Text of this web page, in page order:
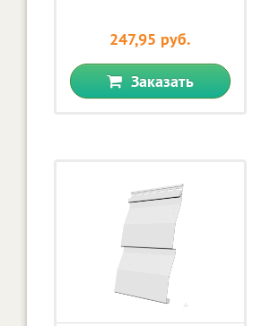
247,95 руб.
Заказать